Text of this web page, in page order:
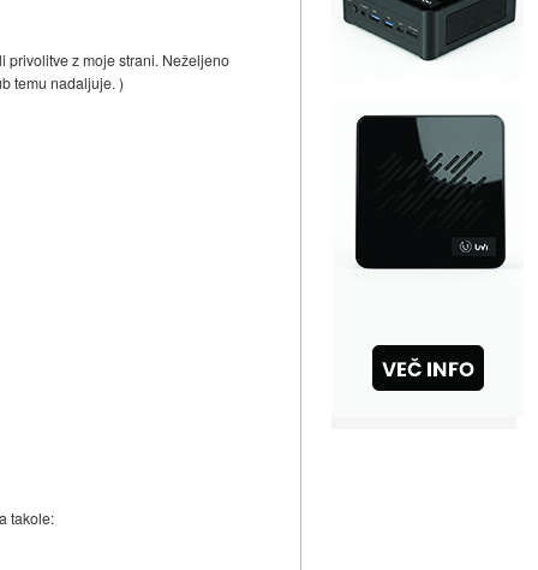
privolitve z moje strani. Neželjeno
temu nadaljuje. )
takole: